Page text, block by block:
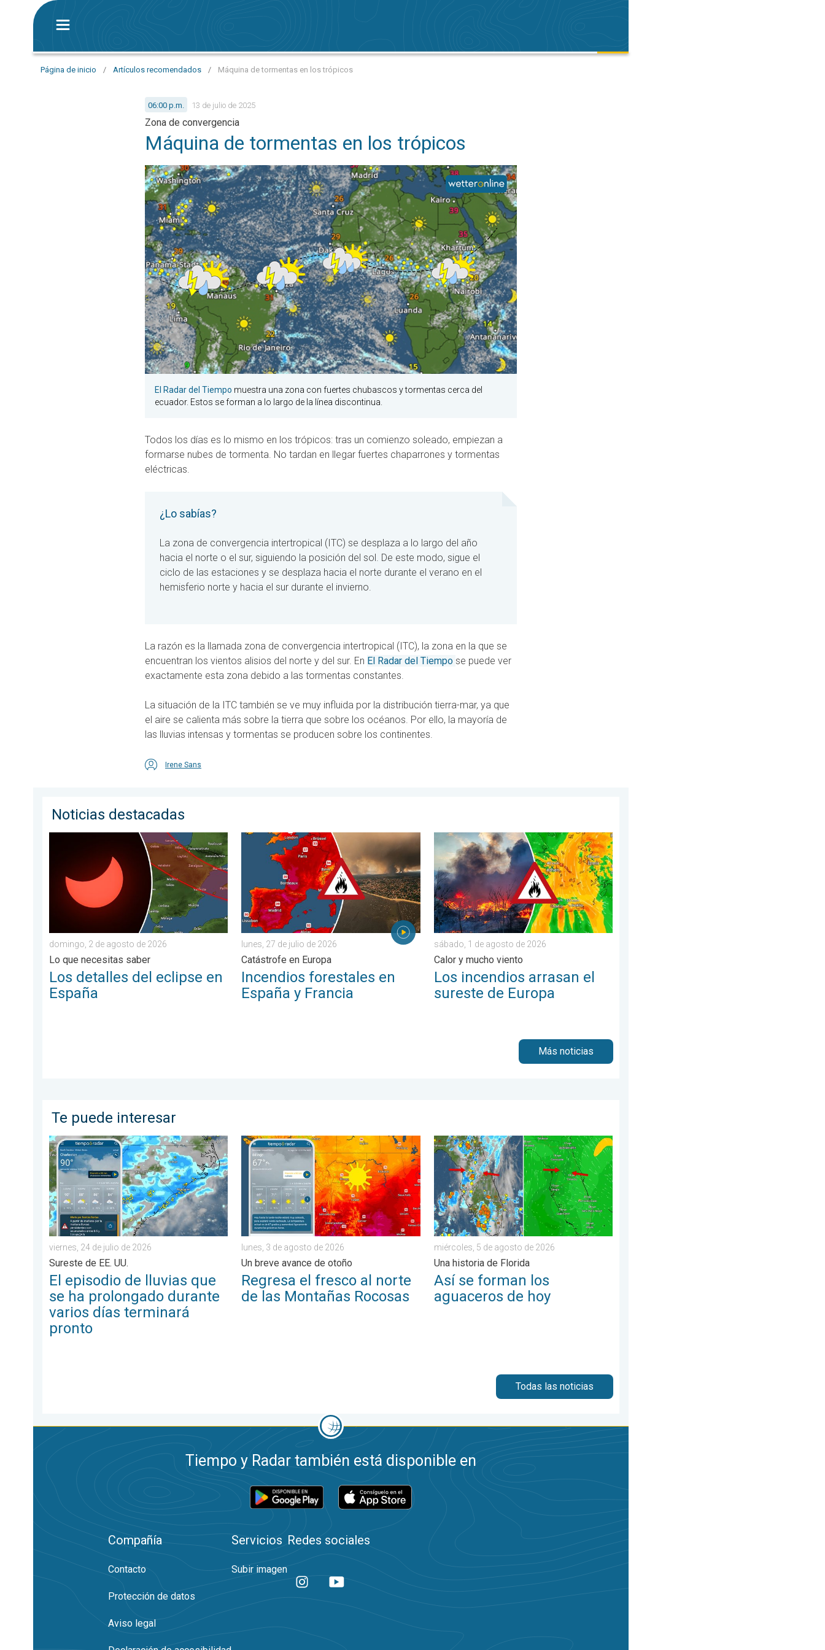
Página de inicio / Artículos recomendados / Máquina de tormentas en los trópicos
06:00 p.m. 13 de julio de 2025
Zona de convergencia
Máquina de tormentas en los trópicos
El Radar del Tiempo muestra una zona con fuertes chubascos y tormentas cerca del
ecuador. Estos se forman a lo largo de la línea discontinua.
Todos los días es lo mismo en los trópicos: tras un comienzo soleado, empiezan a
formarse nubes de tormenta. No tardan en llegar fuertes chaparrones y tormentas
eléctricas.
¿Lo sabías?
La zona de convergencia intertropical (ITC) se desplaza a lo largo del año
hacia el norte o el sur, siguiendo la posición del sol. De este modo, sigue el
ciclo de las estaciones y se desplaza hacia el norte durante el verano en el
hemisferio norte y hacia el sur durante el invierno.
La razón es la llamada zona de convergencia intertropical (ITC), la zona en la que se
encuentran los vientos alisios del norte y del sur. En El Radar del Tiempo se puede ver
exactamente esta zona debido a las tormentas constantes.
La situación de la ITC también se ve muy influida por la distribución tierra-mar, ya que
el aire se calienta más sobre la tierra que sobre los océanos. Por ello, la mayoría de
las lluvias intensas y tormentas se producen sobre los continentes.
Irene Sans
Noticias destacadas
Los detalles del eclipse en España. Lo que necesitas saber. . . domingo, 2 de agosto de 2026
domingo, 2 de agosto de 2026
Lo que necesitas saber
Los detalles del eclipse en
España
Incendios forestales en España y Francia. Catástrofe en Europa. . . lunes, 27 de julio de 2026
lunes, 27 de julio de 2026
Catástrofe en Europa
Incendios forestales en
España y Francia
Los incendios arrasan el sureste de Europa. Calor y mucho viento. . . sábado, 1 de agosto
sábado, 1 de agosto de 2026
Calor y mucho viento
Los incendios arrasan el
sureste de Europa
Más noticias
Te puede interesar
El episodio de lluvias que se ha prolongado durante varios días terminará pronto. Sureste de EE. UU.. . . viernes, 24 de julio de 2026
viernes, 24 de julio de 2026
Sureste de EE. UU.
El episodio de lluvias que
se ha prolongado durante
varios días terminará
pronto
Regresa el fresco al norte de las Montañas Rocosas. Un breve avance de otoño. . . lunes, 3 de agosto de 2026
lunes, 3 de agosto de 2026
Un breve avance de otoño
Regresa el fresco al norte
de las Montañas Rocosas
Así se forman los aguaceros de hoy. Una historia de Florida. . . miércoles, 5 de agosto de
miércoles, 5 de agosto de 2026
Una historia de Florida
Así se forman los
aguaceros de hoy
Todas las noticias
Tiempo y Radar también está disponible en
Compañía
Contacto
Protección de datos
Aviso legal
Servicios
Subir imagen
Redes sociales